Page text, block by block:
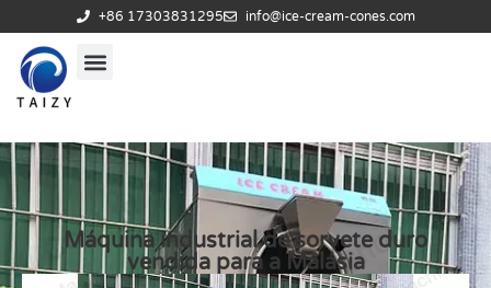
+86 17303831295 info@ice-cream-cones.com
Máquina industrial de sorvete duro
vendida para a Malásia